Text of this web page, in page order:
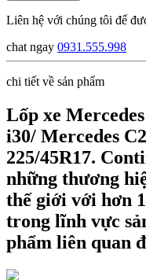
Liên hệ với chúng tôi để
chat ngay 0931.555.998
chi tiết về sản phẩm
Lốp xe
i30/ Mercedes
225/45R17.
những thương
thế giới với hơn
trong lĩnh vực
phẩm liên quan